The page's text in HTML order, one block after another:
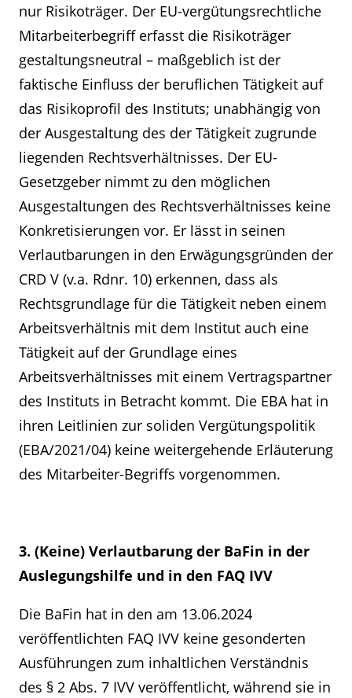
nur Risikoträger. Der EU-vergütungsrechtliche
Mitarbeiterbegriff erfasst die Risikoträger
gestaltungsneutral – maßgeblich ist der
faktische Einfluss der beruflichen Tätigkeit auf
das Risikoprofil des Instituts; unabhängig von
der Ausgestaltung des der Tätigkeit zugrunde
liegenden Rechtsverhältnisses. Der EU-
Gesetzgeber nimmt zu den möglichen
Ausgestaltungen des Rechtsverhältnisses keine
Konkretisierungen vor. Er lässt in seinen
Verlautbarungen in den Erwägungsgründen der
CRD V (v.a. Rdnr. 10) erkennen, dass als
Rechtsgrundlage für die Tätigkeit neben einem
Arbeitsverhältnis mit dem Institut auch eine
Tätigkeit auf der Grundlage eines
Arbeitsverhältnisses mit einem Vertragspartner
des Instituts in Betracht kommt. Die EBA hat in
ihren Leitlinien zur soliden Vergütungspolitik
(EBA/2021/04) keine weitergehende Erläuterung
des Mitarbeiter-Begriffs vorgenommen.
3. (Keine) Verlautbarung der BaFin in der
Auslegungshilfe und in den FAQ IVV
Die BaFin hat in den am 13.06.2024
veröffentlichten FAQ IVV keine gesonderten
Ausführungen zum inhaltlichen Verständnis
des § 2 Abs. 7 IVV veröffentlicht, während sie in